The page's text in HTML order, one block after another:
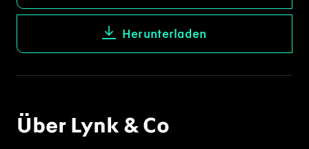
Herunterladen
Über Lynk & Co